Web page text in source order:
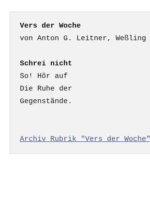
Vers der Woche
Schrei nicht
So! Hör auf
Die Ruhe der
Gegenstände.
Archiv Rubrik "Vers der Woche"